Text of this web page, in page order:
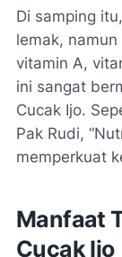
Di samping
lemak,
vitamin A,
ini sangat
Cucak Ijo.
Pak Rudi,
memperkuat
Manfaat
Cucak Ijo